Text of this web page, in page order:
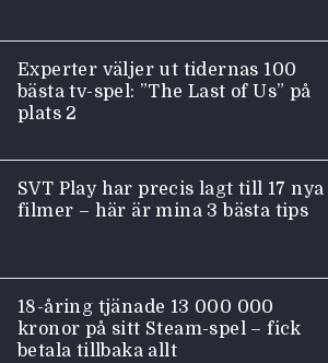
Experter väljer ut tidernas 100
bästa tv-spel: ”The Last of Us” på
plats 2
SVT Play har precis lagt till 17 nya
filmer – här är mina 3 bästa tips
18-åring tjänade 13 000 000
kronor på sitt Steam-spel – fick
betala tillbaka allt